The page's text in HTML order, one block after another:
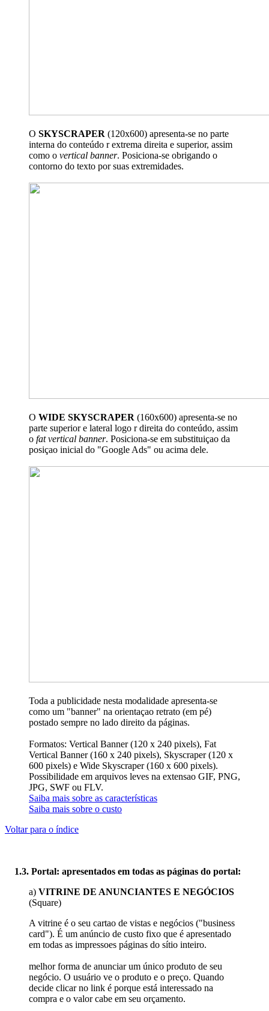
O SKYSCRAPER (120x600) apresenta-se no parte
interna do conteúdo r extrema direita e superior, assim
como o vertical banner. Posiciona-se obrigando o
contorno do texto por suas extremidades.
O WIDE SKYSCRAPER (160x600) apresenta-se no
parte superior e lateral logo r direita do conteúdo, assim
o fat vertical banner. Posiciona-se em substituiçao da
posiçao inicial do "Google Ads" ou acima dele.
Toda a publicidade nesta modalidade apresenta-se
como um "banner" na orientaçao retrato (em pé)
postado sempre no lado direito da páginas.
Formatos: Vertical Banner (120 x 240 pixels), Fat
Vertical Banner (160 x 240 pixels), Skyscraper (120 x
600 pixels) e Wide Skyscraper (160 x 600 pixels).
Possibilidade em arquivos leves na extensao GIF, PNG,
JPG, SWF ou FLV.
Saiba mais sobre as características
Saiba mais sobre o custo
Voltar para o índice
1.3. Portal: apresentados em todas as páginas do portal:
a) VITRINE DE ANUNCIANTES E NEGÓCIOS
(Square)
A vitrine é o seu cartao de vistas e negócios ("business
card"). É um anúncio de custo fixo que é apresentado
em todas as impressoes páginas do sítio inteiro.
melhor forma de anunciar um único produto de seu
negócio. O usuário ve o produto e o preço. Quando
decide clicar no link é porque está interessado na
compra e o valor cabe em seu orçamento.